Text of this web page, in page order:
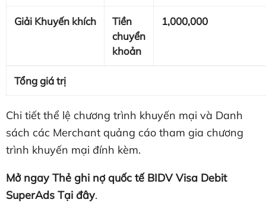
Giải Khuyến khích
Tiền
chuyển
khoản
1,000,000
Tổng giá trị
Chi tiết thể lệ chương trình khuyến mại và Danh
sách các Merchant quảng cáo tham gia chương
trình khuyến mại đính kèm.
Mở ngay Thẻ ghi nợ quốc tế BIDV Visa Debit
SuperAds Tại đây.